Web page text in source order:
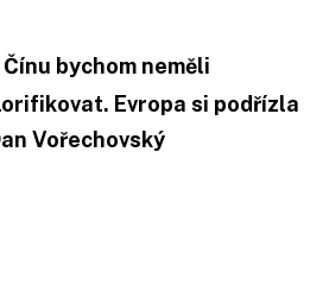
Čínu bychom neměli
Evropa si podřízla
Vořechovský